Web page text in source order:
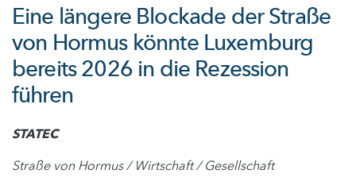
Eine längere Blockade der Straße
von Hormus könnte Luxemburg
bereits 2026 in die Rezession
führen
STATEC
Straße von Hormus / Wirtschaft / Gesellschaft